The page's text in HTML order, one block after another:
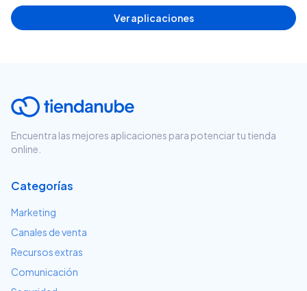
Ver aplicaciones
Encuentra las mejores aplicaciones para potenciar tu tienda
online.
Categorías
Marketing
Canales de venta
Recursos extras
Comunicación